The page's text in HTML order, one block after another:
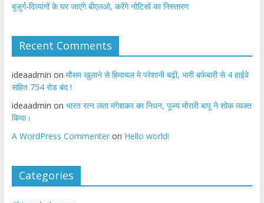
बुजुर्ग-दिव्यांगों के घर जाएंगे बीएलओ, करेंगे नोटिसों का निस्तारण
Recent Comments
ideaadmin on मौसम खुलाने से हिमाचल मे परेशानी बढ़ी, भारी बर्फबारी से 4 हाईवे
सहित 754 रोड बंद !
ideaadmin on भारत रत्न लता मंगेशकर का निधन, पूज्य मोरारी बापू ने शोक व्यक्त
किया।
A WordPress Commenteron Hello world!
Categories